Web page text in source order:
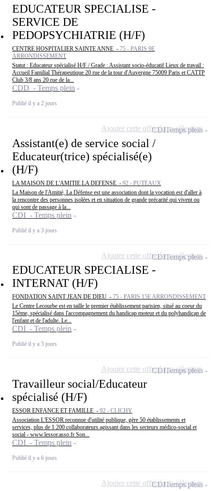
EDUCATEUR SPECIALISE -
SERVICE DE
PEDOPSYCHIATRIE (H/F)
CENTRE HOSPITALIER SAINTE ANNE - 75 - PARIS 9E
ARRONDISSEMENT
Statut : Educateur spécialisé H/F / Grade : Assistant socio-éducatif Lieux de travail :
Accueil Familial Thérapeutique 20 rue de la tour d'Auvergne 75009 Paris et CATTP
Club 3/8 ans 20 rue de la...
CDD - Temps plein
Publié il y a 2 jours
Assistant(e) de service social /
Educateur(trice) spécialisé(e)
(H/F)
LA MAISON DE L'AMITIE LA DEFENSE - 92 - PUTEAUX
La Maison de l'Amitié, La Défense est une association dont la vocation est d'aller à
la rencontre des personnes isolées et en situation de grande précarité qui vivent ou
qui sont de passage à la...
CDI - Temps plein
Publié il y a 3 jours
CDITemps plein
Ajouter cette offre à ma sélection
EDUCATEUR SPECIALISE -
INTERNAT (H/F)
FONDATION SAINT JEAN DE DIEU - 75 - PARIS 15E ARRONDISSEMENT
Le Centre Lecourbe est en taille le premier établissement parisien, situé au coeur du
15ème, spécialisé dans l'accompagnement du handicap moteur et du polyhandicap de
l'enfant et de l'adulte. Le...
CDI - Temps plein
Publié il y a 3 jours
CDITemps plein
Ajouter cette offre à ma sélection
Travailleur social/Educateur
spécialisé (H/F)
ESSOR ENFANCE ET FAMILLE - 92 - CLICHY
Association L'ESSOR reconnue d'utilité publique, gère 50 établissements et
services, plus de 1 200 collaborateurs agissant dans les secteurs médico-social et
social - www.lessor.asso.fr Son...
CDI - Temps plein
Publié il y a 6 jours
CDITemps plein
Ajouter cette offre à ma sélection
CDITemps plein
Ajouter cette offre à ma sélection